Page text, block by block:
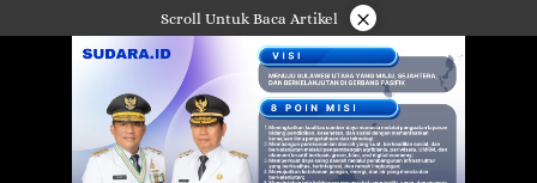
ke
Scroll Untuk Baca Artikel ×